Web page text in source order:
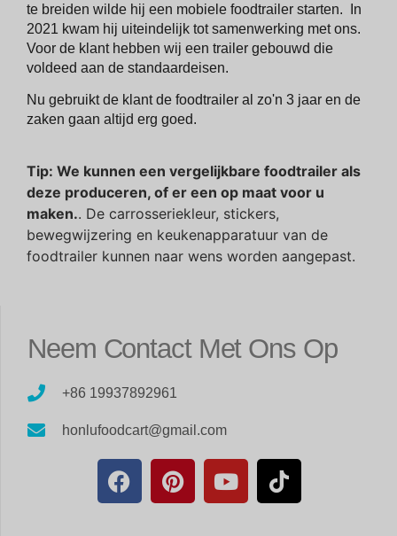
te breiden wilde hij een mobiele foodtrailer starten. In
2021 kwam hij uiteindelijk tot samenwerking met ons.
Voor de klant hebben wij een trailer gebouwd die
voldeed aan de standaardeisen.
Nu gebruikt de klant de foodtrailer al zo'n 3 jaar en de
zaken gaan altijd erg goed.
Tip: We kunnen een vergelijkbare foodtrailer als
deze produceren, of er een op maat voor u
maken.. De carrosseriekleur, stickers,
bewegwijzering en keukenapparatuur van de
foodtrailer kunnen naar wens worden aangepast.
Neem Contact Met Ons Op
+86 19937892961
honlufoodcart@gmail.com